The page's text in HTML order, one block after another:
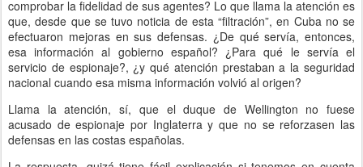
comprobar la fidelidad de sus agentes? Lo que llama la atención es
que, desde que se tuvo noticia de esta “filtración”, en Cuba no se
efectuaron mejoras en sus defensas. ¿De qué servía, entonces,
esa información al gobierno español? ¿Para qué le servía el
servicio de espionaje?, ¿y qué atención prestaban a la seguridad
nacional cuando esa misma información volvió al origen?
Llama la atención, sí, que el duque de Wellington no fuese
acusado de espionaje por Inglaterra y que no se reforzasen las
defensas en las costas españolas.